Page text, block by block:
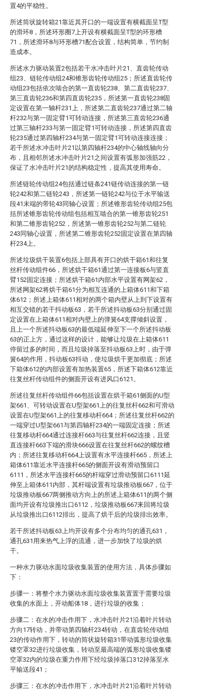
置4的平稳性。
所述筒状旋转箱21靠近其开口的一端设置有横截面呈T型
的滑环8，所述环形圈7上开设有横截面呈T型的环形槽
71，所述滑环8与环形槽71配合设置，结构简单，节约制
造成本。
所述水力驱动装置2包括若干水冲击叶片21、直齿轮传动
组23、链轮传动组24和锥形齿轮传动组25；所述直齿轮传
动组23包括依次啮合的第一直齿轮238、第二直齿轮237、
第三直齿轮236和第四直齿轮235，所述第一直齿轮238固
定设置在第一轴杆231上，所述第二直齿轮237通过第二轴
杆232与第一固定臂1可转动连接，所述第三直齿轮236通
过第三轴杆233与第一固定臂1可转动连接，所述第四直齿
轮235通过第四轴杆234与第一固定臂1可转动连接连接；
若干所述水冲击叶片21以第四轴杆234的中心轴线轴向分
布，且相邻所述水冲击叶片21之间设置有弧形加强筋22，
保证了水冲击叶片21的结构稳定性，提高其使用寿命。
所述链轮传动组24包括通过链条241链传动连接的第一链
轮242和第二链轮243，所述第一链轮242与位于水平输送
段41末端的带轮43同轴心设置；所述锥形齿轮传动组25包
括所述锥形齿轮传动组包括相互啮合的第一锥形齿轮251
和第二锥形齿轮252，所述第一锥形齿轮252与第二链轮
243同轴心设置，所述第二锥形齿轮252固定设置在第四轴
杆234上。
所述垃圾烘干装置6包括上部具有开口的烘干箱61和往复
丝杆传动组件66，所述烘干箱61通过第一连接板6与竖直
臂152固定连接；所述烘干箱61内部水平设置有网架62，
所述网架62将烘干箱61分为相互连通的上箱体611和下箱
体612；所述上箱体611相对的两个箱内壁从上到下设置有
相互交错的若干抖动板63，若干所述抖动板63分别通过固
定设置在上箱体611相对内壁上的弹簧64支撑倾斜设置，
且上一个所述抖动板63的最低端延伸至下一个所述抖动板
63的正上方，通过这样的设计，能够让垃圾在上箱体611
停留过多的时间，而且垃圾掉落至抖动板63上时，由于弹
簧64的作用，抖动板63抖动，使垃圾烘干更加彻底；所述
下箱体612的内部设置有加热装置65，所述下箱体612靠近
往复丝杆传动组件的侧面开设有进风口6121。
所述往复丝杆传动组件66包括设置在烘干箱61侧面的U型
架661、可转动设置在U型架661上的往复丝杆662和可滑动
设置在U型架661上的往复移动杆664；所述往复丝杆662的
一端穿过U型架661与第四轴杆234的一端固定连接；所述
往复移动杆664通过连接杆663与往复丝杆662连接，且竖
直连接杆663下端的滑块666设置在往复丝杆662的螺纹槽
内；所述往复移动杆664上设置有水平连接杆665，所述上
箱体611靠近水平连接杆665的侧面开设有滑动预留口
6111，所述水平连接杆665的杆端穿过滑动预留口6111延
伸至上箱体611内部，其杆端设置有垃圾推动板667，位于
垃圾推动板667两侧推动方向上的所述上箱体611的两个侧
面均开设有垃圾推出口6112，垃圾推动板667来回将垃圾
从垃圾推出口6112排出，提高了烘干后的垃圾排出效率。
若干所述抖动板63上均开设有多个分布均匀的通孔631，
通孔631用来热气上浮的流通，进一步加快了垃圾的烘
干。
一种水力驱动水面垃圾收集装置的使用方法，具体步骤如
下：
步骤一：将整个水力驱动水面垃圾收集装置置于需要垃圾
收集的水面上，开动船体18，进行垃圾的收集；
步骤二：在水的冲击作用下，水冲击叶片21沿着叶片转动
方向17转动，并带动第四轴杆234转动，在直齿轮传动组
23的传动作用下，转动的筒状旋转箱31带动弧形垃圾收集
镂空罩32进行垃圾收集，转动至最高端的弧形垃圾收集镂
空罩32内的垃圾在重力作用下经垃圾掉落口312掉落至水
平输送段41；
步骤三：在水的冲击作用下，水冲击叶片21沿着叶片转动